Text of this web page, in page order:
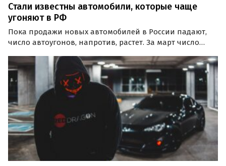
Стали известны автомобили, которые чаще
угоняют в РФ
Пока продажи новых автомобилей в России падают,
число автоугонов, напротив, растет. За март число
«Коммерсантъ» со ссылкой на собственные источники.